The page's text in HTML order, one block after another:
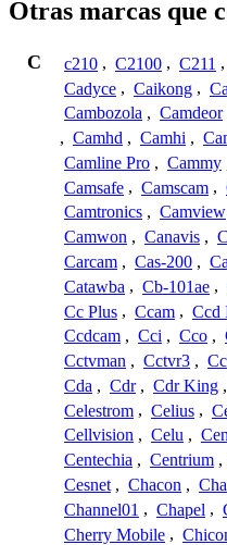
Otras marcas que
C c210 , C2100 , C211 ,
Cadyce , Caikong ,
Cambozola , Camdeor
, Camhd , Camhi ,
Camline Pro , Cammy
Camsafe , Camscam ,
Camtronics , Camview
Camwon , Canavis ,
Carcam , Cas-200 ,
Catawba , Cb-101ae ,
Cc Plus , Ccam , Ccd
Ccdcam , Cci , Cco ,
Cctvman , Cctvr3 ,
Cda , Cdr , Cdr King ,
Celestrom , Celius ,
Cellvision , Celu ,
Centechia , Centrium ,
Cesnet , Chacon ,
Channel01 , Chapel ,
Cherry Mobile ,